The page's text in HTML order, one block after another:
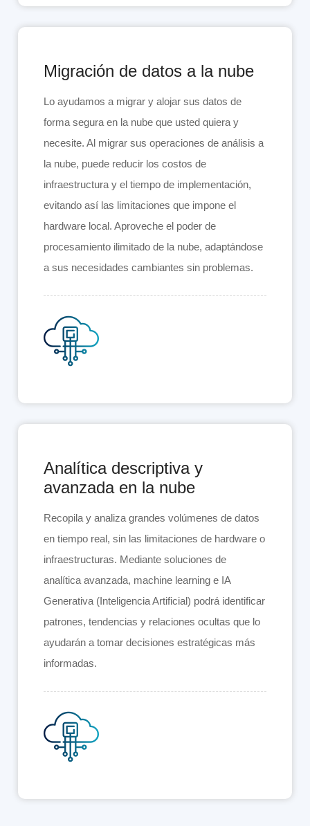
Migración de datos a la nube
Lo ayudamos a migrar y alojar sus datos de
forma segura en la nube que usted quiera y
necesite. Al migrar sus operaciones de análisis a
la nube, puede reducir los costos de
infraestructura y el tiempo de implementación,
evitando así las limitaciones que impone el
hardware local. Aproveche el poder de
procesamiento ilimitado de la nube, adaptándose
a sus necesidades cambiantes sin problemas.
Analítica descriptiva y
avanzada en la nube
Recopila y analiza grandes volúmenes de datos
en tiempo real, sin las limitaciones de hardware o
infraestructuras. Mediante soluciones de
analítica avanzada, machine learning e IA
Generativa (Inteligencia Artificial) podrá identificar
patrones, tendencias y relaciones ocultas que lo
ayudarán a tomar decisiones estratégicas más
informadas.